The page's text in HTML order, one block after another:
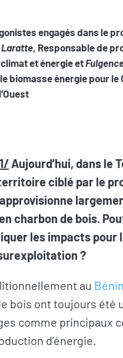
engagés dans le
Laratte, Responsable de
et énergie et
biomasse énergie pour le
Aujourd’hui, dans le
ciblé par le
charbon de bois.
les impacts
?
au Bénin
bois ont toujours été
comme principaux
d’énergie.